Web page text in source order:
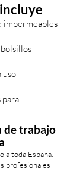
impermeables
uso
para
de trabajo
a toda España.
profesionales